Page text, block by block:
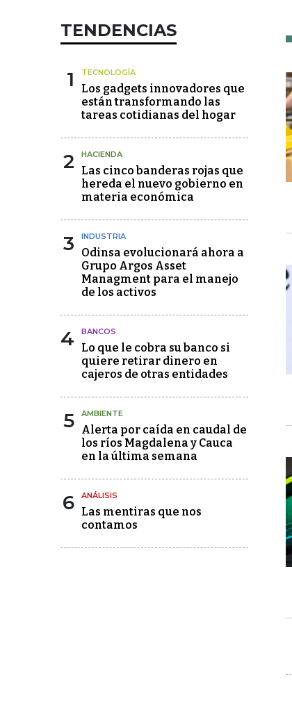
TENDENCIAS
1 TECNOLOGÍA
Los gadgets innovadores que
están transformando las
tareas cotidianas del hogar
2 HACIENDA
Las cinco banderas rojas que
hereda el nuevo gobierno en
materia económica
3 INDUSTRIA
Odinsa evolucionará ahora a
Grupo Argos Asset
Managment para el manejo
de los activos
4 BANCOS
Lo que le cobra su banco si
quiere retirar dinero en
cajeros de otras entidades
5 AMBIENTE
Alerta por caída en caudal de
los ríos Magdalena y Cauca
en la última semana
6 ANÁLISIS
Las mentiras que nos
contamos